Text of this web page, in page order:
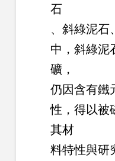
石
、斜綠泥
中，斜綠泥
礦，
仍因含有鐵
性，得以被
其材
料特性與研